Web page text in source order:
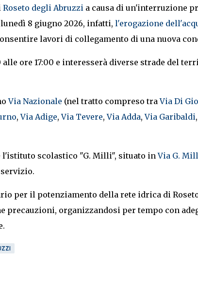
Roseto degli Abruzzia causa di un'interruzione
8 giugno 2026, infatti, l'erogazione
lavori di collegamento di una nuova
ore 17:00 e interesserà diverse strade del
Via Nazionale (nel tratto compreso traVia Di
,Via Adige,Via Tevere,Via Adda,Via Garibaldi
scolastico "G. Milli", situato inVia G.
per il potenziamento della rete idrica di
precauzioni, organizzandosi per tempo con